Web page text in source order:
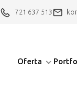
721 637 513
Oferta